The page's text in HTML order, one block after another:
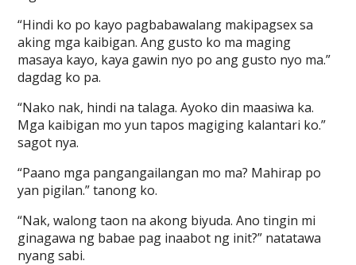
“Hindi ko po kayo pagbabawalang makipagsex sa
aking mga kaibigan. Ang gusto ko ma maging
masaya kayo, kaya gawin nyo po ang gusto nyo ma.”
dagdag ko pa.
“Nako nak, hindi na talaga. Ayoko din maasiwa ka.
Mga kaibigan mo yun tapos magiging kalantari ko.”
sagot nya.
“Paano mga pangangailangan mo ma? Mahirap po
yan pigilan.” tanong ko.
“Nak, walong taon na akong biyuda. Ano tingin mi
ginagawa ng babae pag inaabot ng init?” natatawa
nyang sabi.